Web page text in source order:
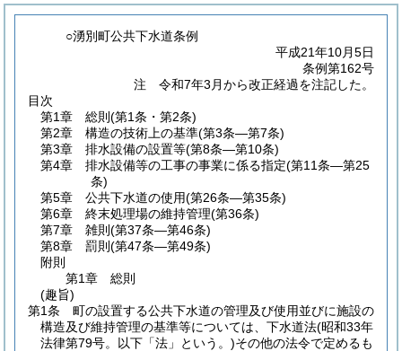
○湧別町公共下水道条例
平成21年10月5日
条例第162号
注 令和7年3月から改正経過を注記した。
目次
第1章
総則 (第1条・第2条)
第2章
構造の技術上の基準(第3条―第7条)
第3章
排水設備の設置等(第8条―第10条)
第4章
排水設備等の工事の事業に係る指定(第11条―第25
条)
第5章
公共下水道の使用(第26条―第35条)
第6章
終末処理場の維持管理(第36条)
第7章
雑則 (第37条―第46条)
第8章
罰則 (第47条―第49条)
附則
第1章
総則
(趣旨)
第1条
町の設置する公共下水道の管理及び使用並びに施設の
構造及び維持管理の基準等については、下水道法(昭和33年
法律第79号。以下「法」という。)その他の法令で定めるも